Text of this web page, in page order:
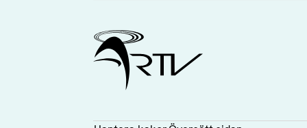
Ålands Radio & TV